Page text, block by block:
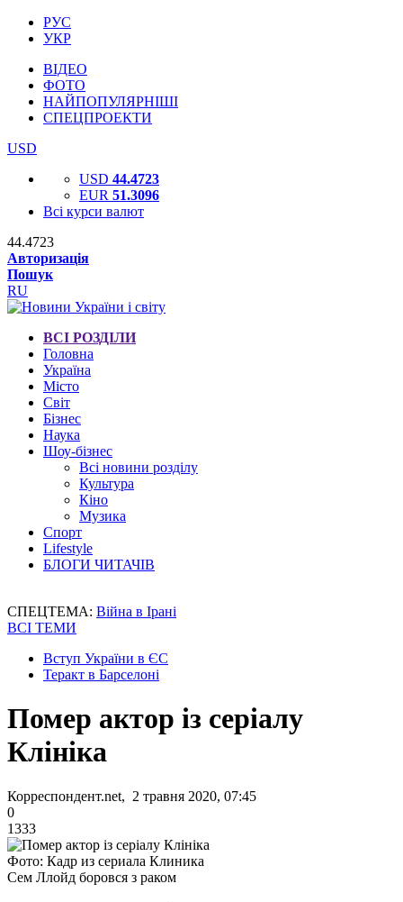
РУС
УКР
ВІДЕО
ФОТО
НАЙПОПУЛЯРНІШІ
СПЕЦПРОЕКТИ
USD
USD 44.4723
EUR 51.3096
Всі курси валют
44.4723
Авторизація
Пошук
RU
ВСІ РОЗДІЛИ
Головна
Україна
Місто
Світ
Бізнес
Наука
Шоу-бізнес
Всі новини розділу
Культура
Кіно
Музика
Спорт
Lifestyle
БЛОГИ ЧИТАЧІВ
СПЕЦТЕМА: Війна в Ірані
ВСІ ТЕМИ
Вступ України в ЄС
Теракт в Барселоні
Помер актор із серіалу
Клініка
Корреспондент.net, 2 травня 2020, 07:45
0
1333
Фото: Кадр из сериала Клиника
Сем Ллойд боровся з раком